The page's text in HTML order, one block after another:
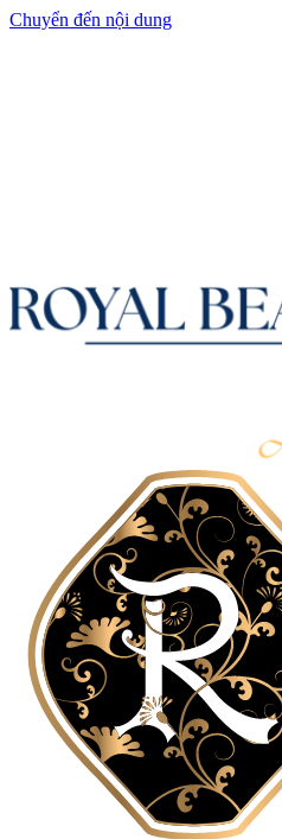
Chuyển đến nội dung